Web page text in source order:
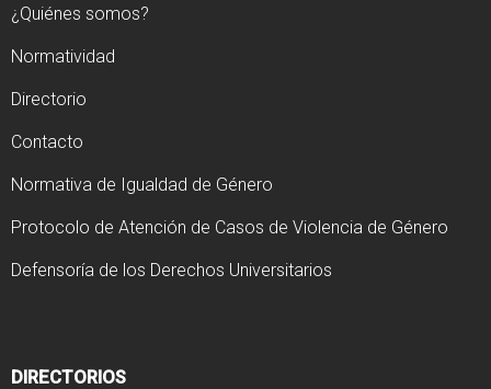
¿Quiénes somos?
Normatividad
Directorio
Contacto
Normativa de Igualdad de Género
Protocolo de Atención de Casos de Violencia de Género
Defensoría de los Derechos Universitarios
DIRECTORIOS